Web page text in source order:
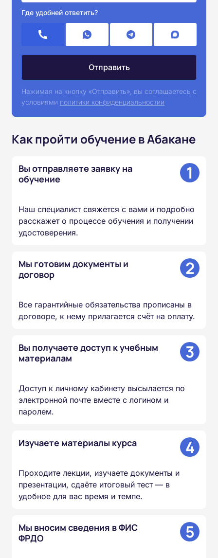
Где удобней ответить?
Нажимая на кнопку «Отправить», вы соглашаетесь с
условиями политики конфиденциальностии
Как пройти обучение в Абакане
Вы отправляете заявку на
обучение
1
Наш специалист свяжется с вами и подробно
расскажет о процессе обучения и получении
удостоверения.
Мы готовим документы и
договор
2
Все гарантийные обязательства прописаны в
договоре, к нему прилагается счёт на оплату.
Вы получаете доступ к учебным
материалам
3
Доступ к личному кабинету высылается по
электронной почте вместе с логином и
паролем.
Изучаете материалы курса 4
Проходите лекции, изучаете документы и
презентации, сдаёте итоговый тест — в
удобное для вас время и темпе.
Мы вносим сведения в ФИС
ФРДО
5